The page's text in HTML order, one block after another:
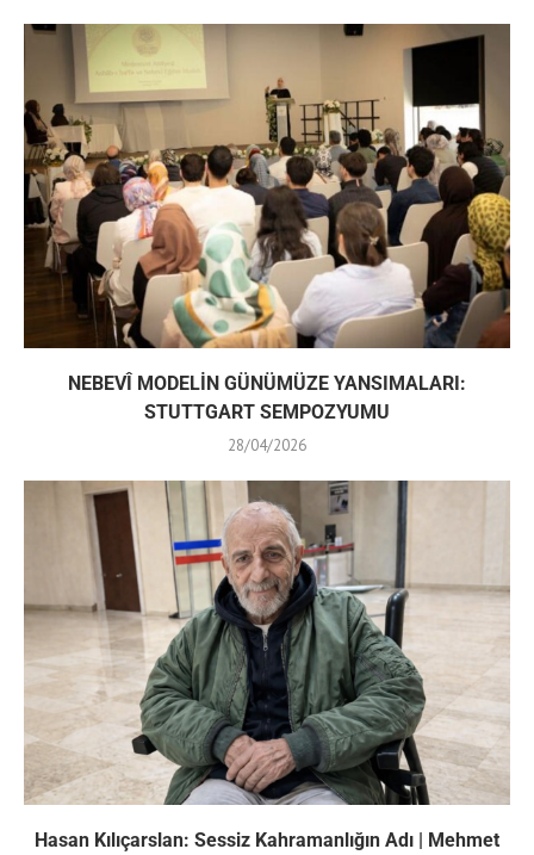
NEBEVÎ MODELİN GÜNÜMÜZE YANSIMALARI:
STUTTGART SEMPOZYUMU
28/04/2026
Hasan Kılıçarslan: Sessiz Kahramanlığın Adı | Mehmet